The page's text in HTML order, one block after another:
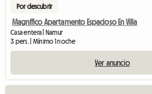
Por descubrir
Magnífico Apartamento Espacioso En Villa
Casa entera | Namur
3 pers. | Mínimo 1 noche
Ver anuncio